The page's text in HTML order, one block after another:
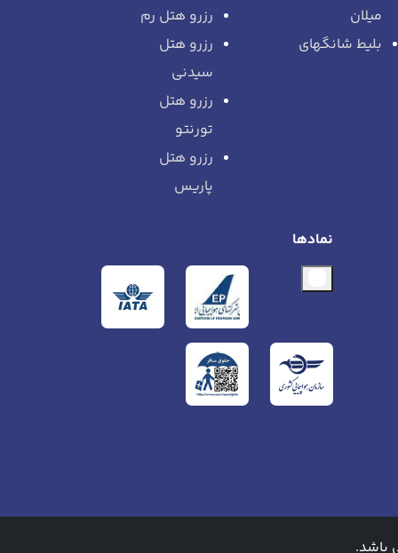
میلان
بلیط شانگهای
رزرو هتل رم
رزرو هتل
سیدنی
رزرو هتل
تورنتو
رزرو هتل
پاریس
نمادها